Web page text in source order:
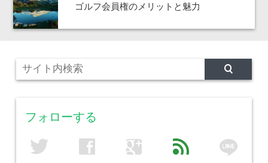
ゴルフ会員権のメリットと魅力
フォローする
twitter facebook google feed line